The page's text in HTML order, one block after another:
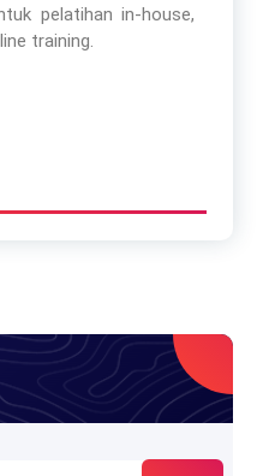
pelatihan in-house,
training.